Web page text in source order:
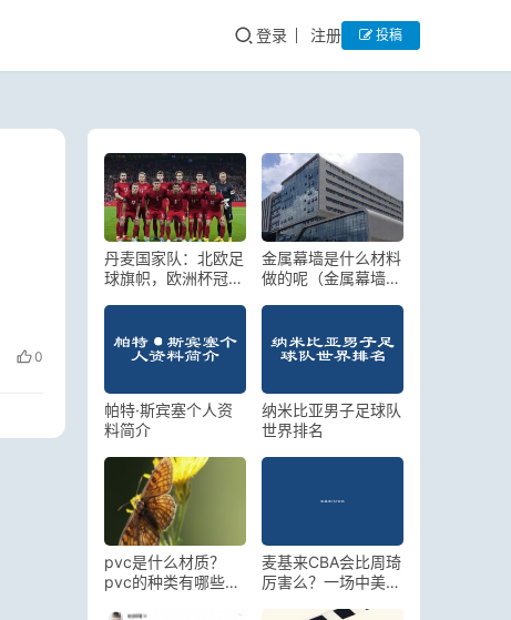
登录 注册 投稿
0
丹麦国家队：北欧足
球旗帜，欧洲杯冠
金属幕墙是什么材料
做的呢（金属幕墙的
帕特·斯宾塞个人资
料简介
纳米比亚男子足球队
世界排名
pvc是什么材质？
pvc的种类有哪些品
麦基来CBA会比周琦
厉害么？一场中美内